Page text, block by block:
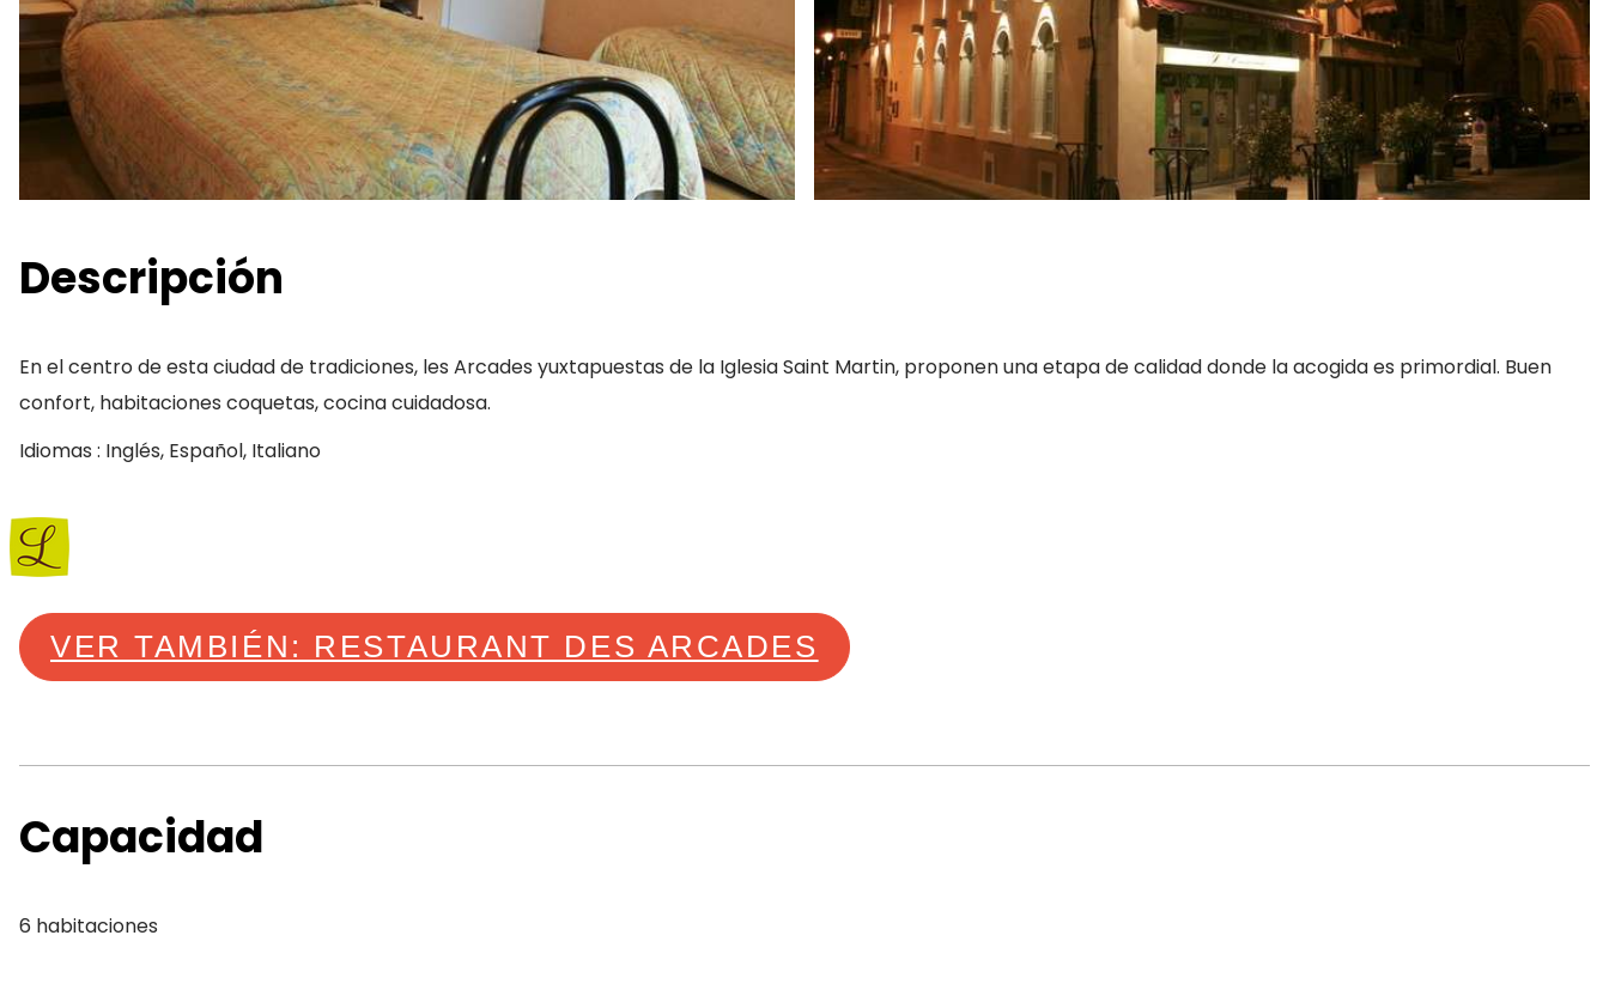
Descripción
En el centro de esta ciudad de tradiciones, les Arcades yuxtapuestas de la Iglesia Saint Martin, proponen una etapa de calidad donde la acogida es primordial. Buen
confort, habitaciones coquetas, cocina cuidadosa.
Idiomas : Inglés, Español, Italiano
VER TAMBIÉN: RESTAURANT DES ARCADES
Capacidad
6 habitaciones